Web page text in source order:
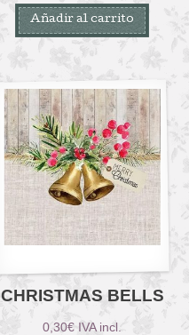
Añadir al carrito
CHRISTMAS BELLS
0,30€ IVA incl.